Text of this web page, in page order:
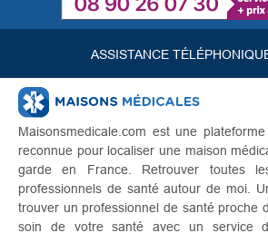
ASSISTANCE
Maisonsmedicale.com est une
reconnue pour localiser une maison
garde en France. Retrouver toutes
professionnels de santé autour de moi.
trouver un professionnel de santé proche
soin de votre santé avec un service